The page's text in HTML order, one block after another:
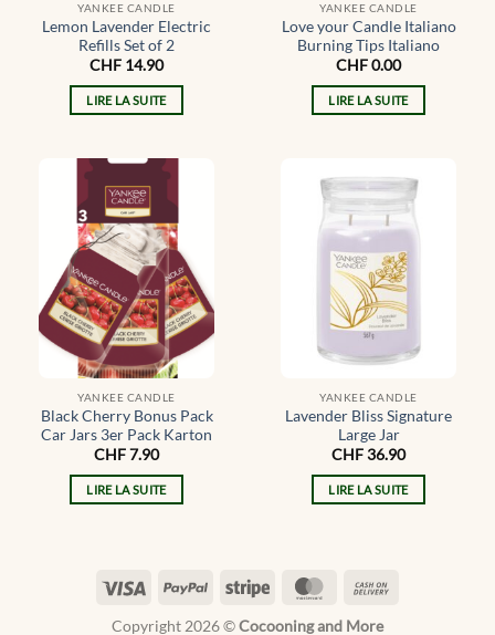
YANKEE CANDLE
Lemon Lavender Electric
Refills Set of 2
CHF 14.90
LIRE LA SUITE
YANKEE CANDLE
Love your Candle Italiano
Burning Tips Italiano
CHF0.00
LIRE LA SUITE
YANKEE CANDLE
Black Cherry Bonus Pack
Car Jars 3er Pack Karton
CHF7.90
LIRE LA SUITE
YANKEE CANDLE
Lavender Bliss Signature
Large Jar
CHF36.90
LIRE LA SUITE
Visa PayPal Stripe MasterCard
Copyright 2026 ©Cocooning and More